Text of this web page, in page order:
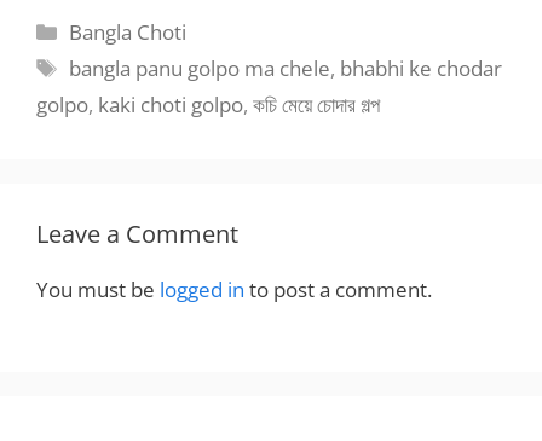
Categories
Bangla Choti
Tags
bangla panu golpo ma chele, bhabhi ke chodar
golpo, kaki choti golpo, কচি মেয়ে চোদার গল্প
Leave a Comment
You must be logged in to post a comment.